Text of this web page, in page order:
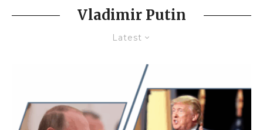
Vladimir Putin
Latest